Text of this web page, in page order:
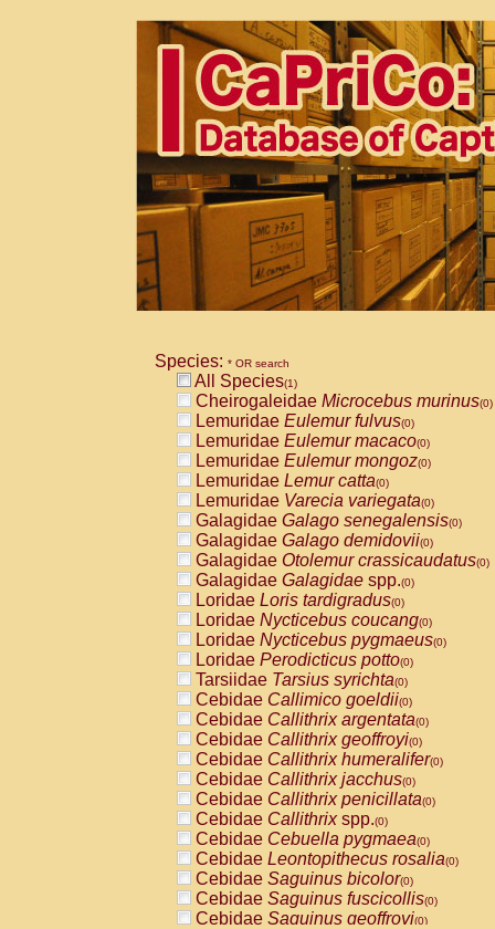
Species: * OR search
All Species(1)
Cheirogaleidae Microcebus murinus(0)
Lemuridae Eulemur fulvus(0)
Lemuridae Eulemur macaco(0)
Lemuridae Eulemur mongoz(0)
Lemuridae Lemur catta(0)
Lemuridae Varecia variegata(0)
Galagidae Galago senegalensis(0)
Galagidae Galago demidovii(0)
Galagidae Otolemur crassicaudatus(0)
Galagidae Galagidae spp.(0)
Loridae Loris tardigradus(0)
Loridae Nycticebus coucang(0)
Loridae Nycticebus pygmaeus(0)
Loridae Perodicticus potto(0)
Tarsiidae Tarsius syrichta(0)
Cebidae Callimico goeldii(0)
Cebidae Callithrix argentata(0)
Cebidae Callithrix geoffroyi(0)
Cebidae Callithrix humeralifer(0)
Cebidae Callithrix jacchus(0)
Cebidae Callithrix penicillata(0)
Cebidae Callithrixspp.(0)
Cebidae Cebuella pygmaea(0)
Cebidae Leontopithecus rosalia(0)
Cebidae Saguinus bicolor(0)
Cebidae Saguinus fuscicollis(0)
Cebidae Saguinus geoffroyi(0)